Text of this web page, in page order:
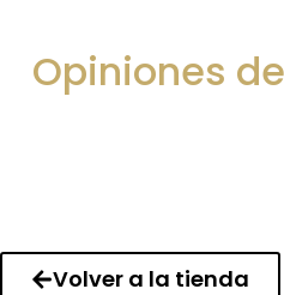
Opiniones
Volver a la tienda